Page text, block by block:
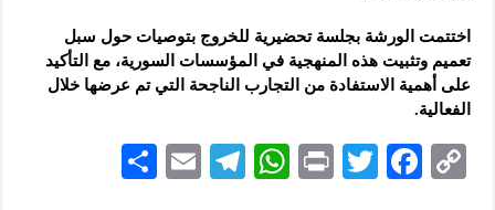
اختتمت الورشة بجلسة تحضيرية للخروج بتوصيات حول سبل
تعميم وتثبيت هذه المنهجية في المؤسسات السورية، مع التأكيد
على أهمية الاستفادة من التجارب الناجحة التي تم عرضها خلال
الفعالية.
C
F
T
P
W
Te
E